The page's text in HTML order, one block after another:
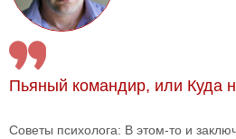
Пьяный командир, или Куда
Советы психолога: В этом-то и